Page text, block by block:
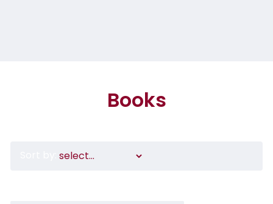
Books